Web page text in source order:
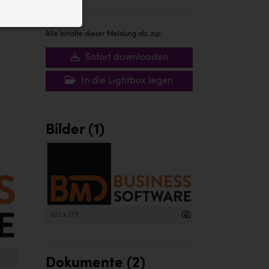
Alle Inhalte dieser Meldung als .zip:
Sofort downloaden
In die Lightbox legen
Bilder (1)
622 x 275
Dokumente (2)
Website